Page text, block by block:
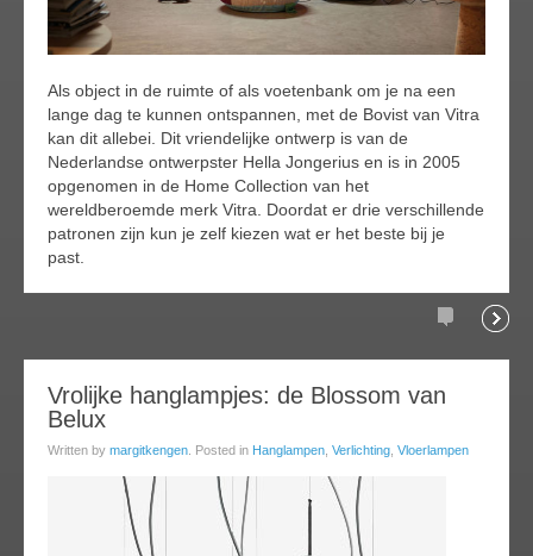
Als object in de ruimte of als voetenbank om je na een
lange dag te kunnen ontspannen, met de Bovist van Vitra
kan dit allebei. Dit vriendelijke ontwerp is van de
Nederlandse ontwerpster Hella Jongerius en is in 2005
opgenomen in de Home Collection van het
wereldberoemde merk Vitra. Doordat er drie verschillende
patronen zijn kun je zelf kiezen wat er het beste bij je
past.
Comments
Vrolijke hanglampjes: de Blossom van
Belux
Written by margitkengen . Posted in Hanglampen Verlichting Vloerlampen